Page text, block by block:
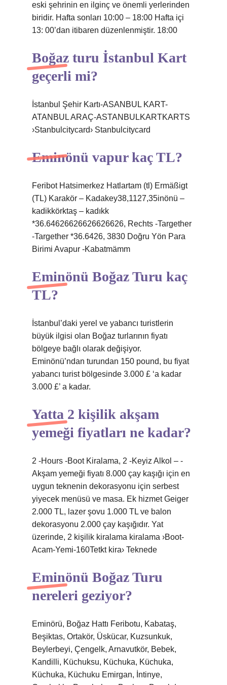
eski şehrinin en ilginç ve önemli yerlerinden
biridir. Hafta sonları 10:00 – 18:00 Hafta içi
13: 00’dan itibaren düzenlenmiştir. 18:00
Boğaz turu İstanbul Kart
geçerli mi?
İstanbul Şehir Kartı-ASANBUL KART-
ATANBUL ARAÇ-ASTANBULKARTKARTS
›Stanbulcitycard› Stanbulcitycard
Eminönü vapur kaç TL?
Feribot Hatsimerkez Hatlartam (tl) Ermäßigt
(TL) Karakör – Kadakey38,1127,35inönü –
kadikkörktaş – kadıkk
*36.64626626626626626, Rechts -Targether
-Targether *36.6426, 3830 Doğru Yön Para
Birimi Avapur -Kabatmämm
Eminönü Boğaz Turu kaç
TL?
İstanbul’daki yerel ve yabancı turistlerin
büyük ilgisi olan Boğaz turlarının fiyatı
bölgeye bağlı olarak değişiyor.
Eminönü’ndan turundan 150 pound, bu fiyat
yabancı turist bölgesinde 3.000 £ ‘a kadar
3.000 £’ a kadar.
Yatta 2 kişilik akşam
yemeği fiyatları ne kadar?
2 -Hours -Boot Kiralama, 2 -Keyiz Alkol – -
Akşam yemeği fiyatı 8.000 çay kaşığı için en
uygun teknenin dekorasyonu için serbest
yiyecek menüsü ve masa. Ek hizmet Geiger
2.000 TL, lazer şovu 1.000 TL ve balon
dekorasyonu 2.000 çay kaşığıdır. Yat
üzerinde, 2 kişilik kiralama kiralama ›Boot-
Acam-Yemi-160Tetkt kira› Teknede
Eminönü Boğaz Turu
nereleri geziyor?
Eminörü, Boğaz Hattı Feribotu, Kabataş,
Beşiktas, Ortakör, Üskücar, Kuzsunkuk,
Beylerbeyi, Çengelk, Arnavutkör, Bebek,
Kandilli, Küchuksu, Küchuka, Küchuka,
Küchuka, Küchuku Emirgan, İntinye,